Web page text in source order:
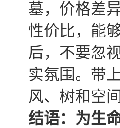
墓，价格差
性价比，能
后，不要忽
实氛围。带
风、树和空
结语：为生